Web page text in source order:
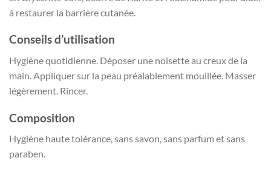
à restaurer la barrière cutanée.
Conseils d’utilisation
Hygiène quotidienne. Déposer une noisette au creux de la
main. Appliquer sur la peau préalablement mouillée. Masser
légèrement. Rincer.
Composition
Hygiène haute tolérance, sans savon, sans parfum et sans
paraben.